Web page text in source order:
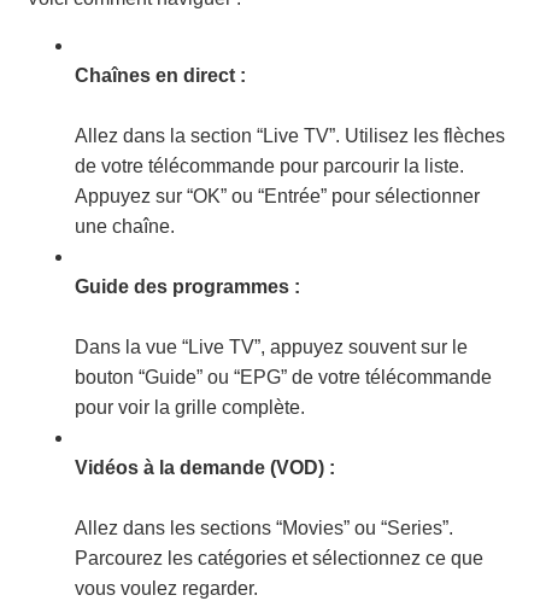
Chaînes en direct :
Allez dans la section “Live TV”. Utilisez les flèches
de votre télécommande pour parcourir la liste.
Appuyez sur “OK” ou “Entrée” pour sélectionner
une chaîne.
Guide des programmes :
Dans la vue “Live TV”, appuyez souvent sur le
bouton “Guide” ou “EPG” de votre télécommande
pour voir la grille complète.
Vidéos à la demande (VOD) :
Allez dans les sections “Movies” ou “Series”.
Parcourez les catégories et sélectionnez ce que
vous voulez regarder.